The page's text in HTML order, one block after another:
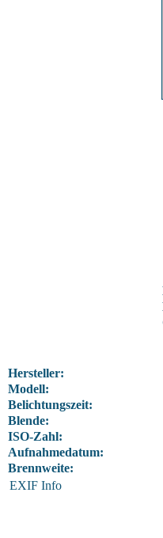
Hersteller:
Modell:
Belichtungszeit:
Blende:
ISO-Zahl:
Aufnahmedatum:
Brennweite:
EXIF Info